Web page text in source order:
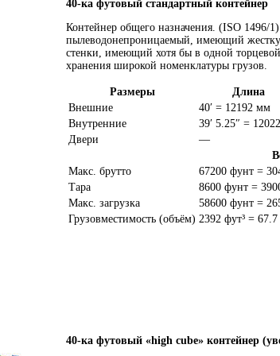
40-ка футовый стандартный контейнер
Контейнер общего назначения. (ISO 1496/
пылеводонепроницаемый, имеющий
стенки, имеющий хотя бы в одной
хранения широкой номенклатуры грузов.
Размеры Длина
Внешние
40′ = 12192 мм
Внутренние
39′ 5.25″ =
Двери
—
Макс. брутто
67200 фунт =
Тара
8600 фунт =
Макс. загрузка
58600 фунт =
Грузовместимость (объём) 2392 фут³ = 67.7
40-ка футовый «high cube» контейнер